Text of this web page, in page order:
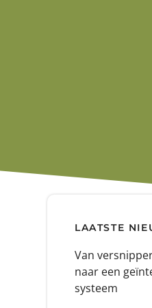
LAATSTE
Van
naar een
systeem